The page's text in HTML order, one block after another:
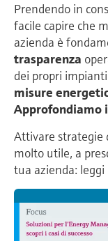
Prendendo in
facile capire che
azienda è
trasparenza
dei propri
misure
Approfondiamo
Attivare strategie
molto utile, a
tua azienda: